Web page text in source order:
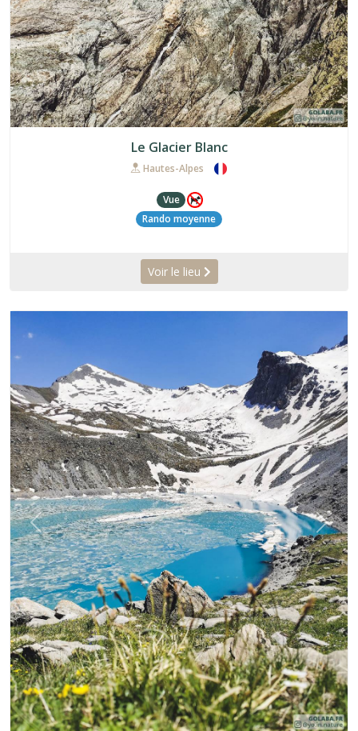
Le Glacier Blanc
Hautes-Alpes
Vue
Rando moyenne
Voir le lieu
Précédent